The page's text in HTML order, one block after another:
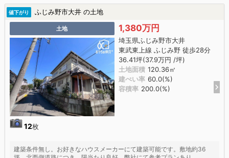
値下がり ふじみ野市大井 の土地
土地
12枚
1,380万円
埼玉県ふじみ野市大井
東武東上線 ふじみ野 徒歩28分
36.41坪(37.9万円 /坪)
土地面積 120.36㎡
建ぺい率 60.0(%)
容積率 200.0(%)
建築条件無し。お好きなハウスメーカーにて建築可能です。敷地約36